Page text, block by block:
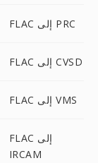
FLAC إلى PRC
FLAC إلى CVSD
FLAC إلى VMS
FLAC إلى
IRCAM